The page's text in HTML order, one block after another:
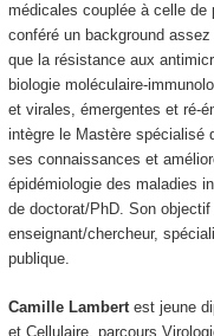
médicales couplée à celle
conféré un background
que la résistance aux
biologie moléculaire-
et virales, émergentes et ré-
intègre le Mastère spécialisé
ses connaissances et
épidémiologie des maladies
de doctorat/PhD. Son
enseignant/chercheur,
publique.
Camille Lambert est jeune
et Cellulaire, parcours